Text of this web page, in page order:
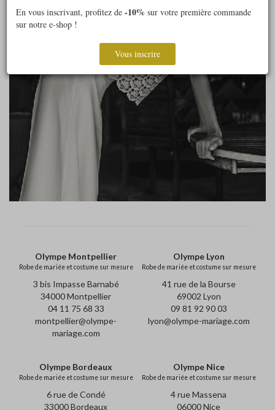
En vous inscrivant, profitez de -10% sur votre première commande
sur notre e-shop !
Vous inscrire
Olympe Montpellier
Robe de mariée et costume sur mesure
3 bis Impasse Barnabé
34000 Montpellier
04 11 75 68 33
montpellier@olympe-
mariage.com
Olympe Lyon
Robe de mariée et costume sur mesure
41 rue de la Bourse
69002 Lyon
09 81 92 90 03
lyon@olympe-mariage.com
Olympe Bordeaux
Robe de mariée et costume sur mesure
6 rue de Condé
33000 Bordeaux
Olympe Nice
Robe de mariée et costume sur mesure
4 rue Massena
06000 Nice